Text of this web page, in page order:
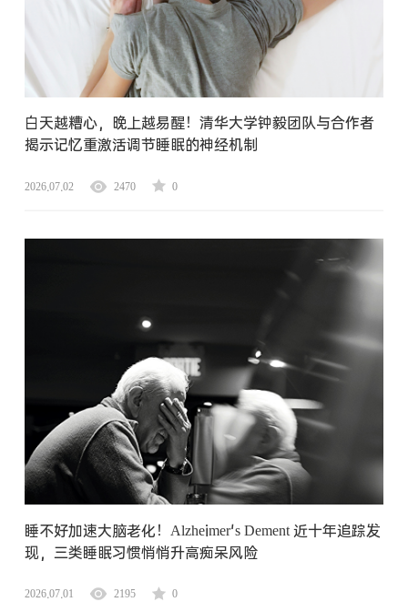
白天越糟心，晚上越易醒！清华大学钟毅团队与合作者
揭示记忆重激活调节睡眠的神经机制
2026.07.02 2470 0
睡不好加速大脑老化！Alzheimer's Dement 近十年追踪发
现，三类睡眠习惯悄悄升高痴呆风险
2026.07.01 2195 0